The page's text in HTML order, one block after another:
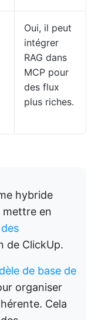
Oui, il peut
intégrer
RAG dans
MCP pour
des flux
plus riches.
hybride
mettre en
de ClickUp.
de base de
organiser
Cela